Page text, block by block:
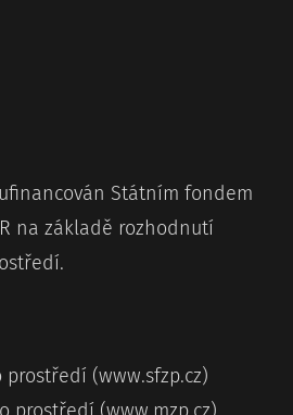
Státním fondem
na základě rozhodnutí
(www.sfzp.cz)